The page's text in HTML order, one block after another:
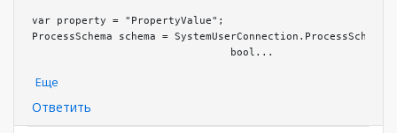
var property = "PropertyValue";
ProcessSchema schema =
				bool
...
Еще
Ответить